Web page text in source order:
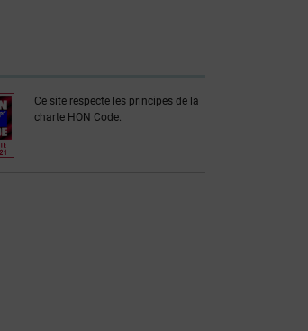
Ce site respecte les principes de la
charte HON Code.